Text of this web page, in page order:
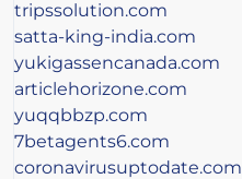
tripssolution.com
satta-king-india.com
yukigassencanada.com
articlehorizone.com
yuqqbbzp.com
7betagents6.com
coronavirusuptodate.com